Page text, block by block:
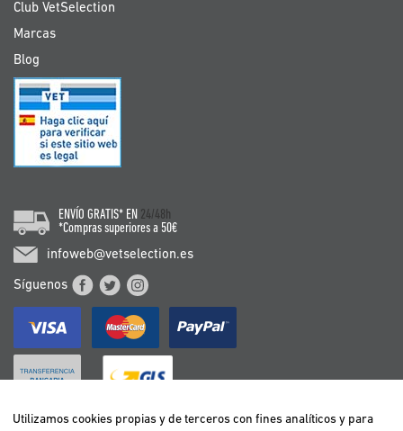
Club VetSelection
Marcas
Blog
ENVÍO GRATIS* EN 24/48h
*Compras superiores a 50€
infoweb@vetselection.es
Síguenos
Utilizamos cookies propias y de terceros con fines analíticos y para